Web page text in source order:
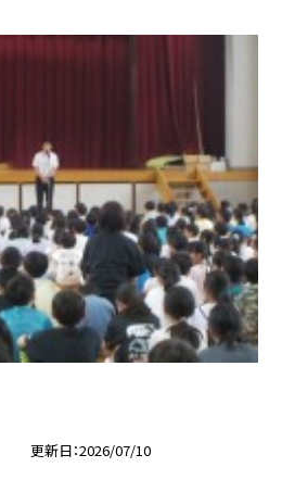
更新日 2026/07/10